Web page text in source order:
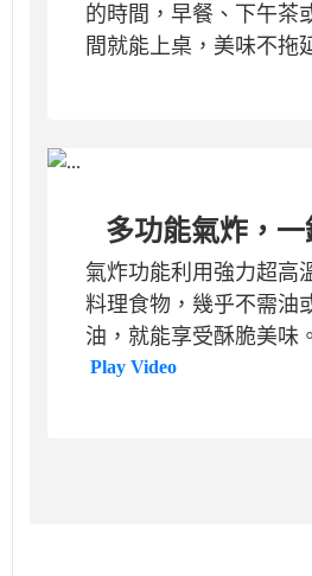
的時間，早餐、下午茶
間就能上桌，美味不拖
多功能氣炸，一
氣炸功能利用強力超高
料理食物，幾乎不需油
油，就能享受酥脆美味。
Play Video